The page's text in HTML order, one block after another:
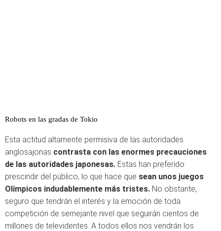
Robots en las gradas de Tokio
Esta actitud altamente permisiva de las autoridades
anglosajonas contrasta con las enormes precauciones
de las autoridades japonesas. Estas han preferido
prescindir del público, lo que hace que sean unos juegos
Olímpicos indudablemente más tristes. No obstante,
seguro que tendrán el interés y la emoción de toda
competición de semejante nivel que seguirán cientos de
millones de televidentes. A todos ellos nos vendrán los